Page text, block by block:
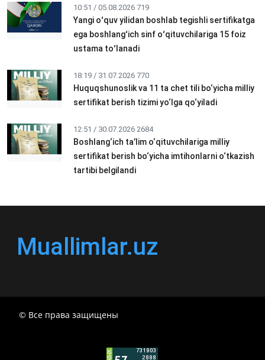
10:51 / 05.08.2026 719
Yangi oʻquv yilidan boshlab tegishli sertifikatga
ega boshlangʻich sinf oʻqituvchilariga 15 foiz
ustama toʻlanadi
18:19 / 31.07.2026 770
Huquqshunoslik va 11 ta chet tili bo‘yicha milliy
sertifikat berish tizimi yo‘lga qo‘yiladi
12:51 / 30.07.2026 2684
Boshlang‘ich ta’lim o‘qituvchilariga milliy
sertifikat berish bo‘yicha imtihonlarni o‘tkazish
tartibi belgilandi
Muallimlar.uz
© Все права защищены
общеобразовательных учреждениях в 2024-2025